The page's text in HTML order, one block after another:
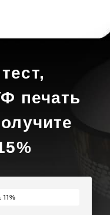
печать
11%